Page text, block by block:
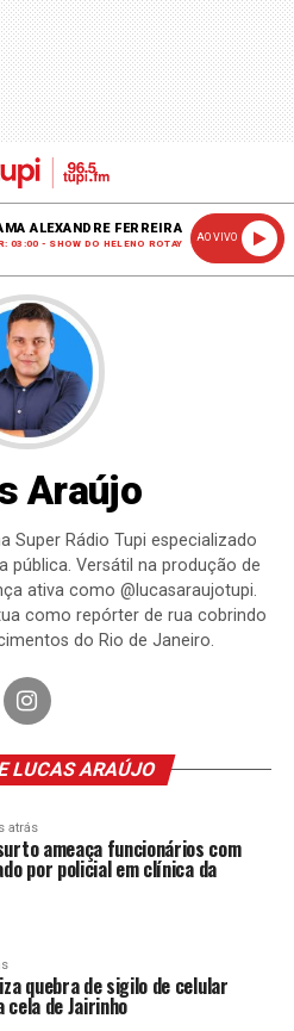
ALEXANDRE FERREIRA
03:00 - SHOW DO HELENO ROTAY
AO VIVO
Araújo
Super Rádio Tupi especializado
pública. Versátil na produção de
ativa como @lucasaraujotupi.
como repórter de rua cobrindo
do Rio de Janeiro.
LUCAS ARAÚJO
atrás
ameaça funcionários com
por policial em clínica da
quebra de sigilo de celular
cela de Jairinho